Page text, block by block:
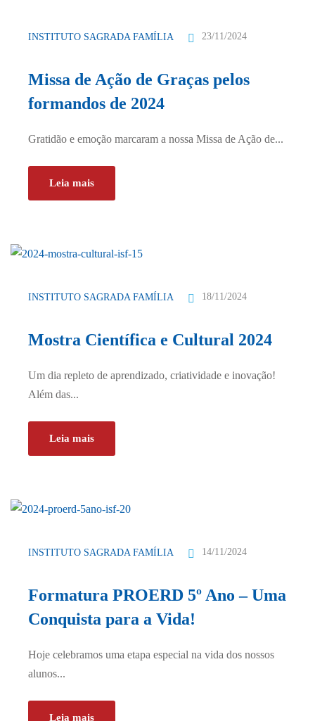
INSTITUTO SAGRADA FAMÍLIA 23/11/2024
Missa de Ação de Graças pelos
formandos de 2024
Gratidão e emoção marcaram a nossa Missa de Ação de...
Leia mais
INSTITUTO SAGRADA FAMÍLIA 18/11/2024
Mostra Científica e Cultural 2024
Um dia repleto de aprendizado, criatividade e inovação!
Além das...
Leia mais
INSTITUTO SAGRADA FAMÍLIA 14/11/2024
Formatura PROERD 5º Ano – Uma
Conquista para a Vida!
Hoje celebramos uma etapa especial na vida dos nossos
alunos...
Leia mais